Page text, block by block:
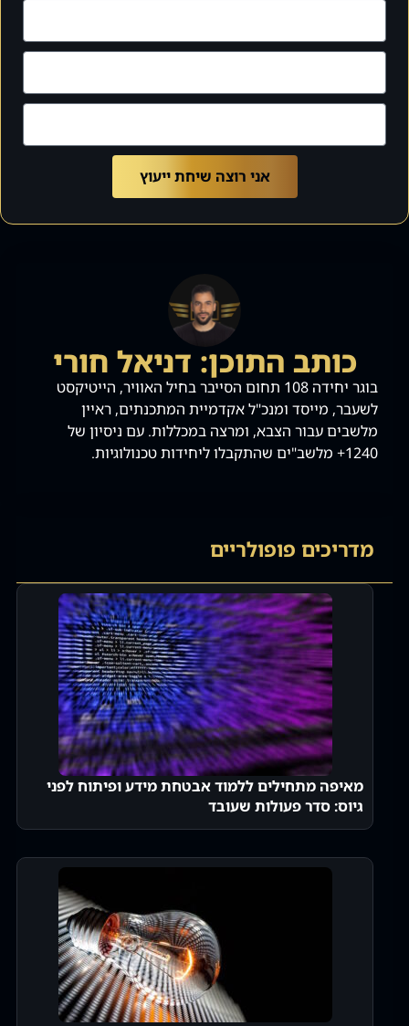
אני רוצה שיחת ייעוץ
כותב התוכן: דניאל חורי
בוגר יחידה 108 תחום הסייבר בחיל האוויר, הייטיקסט
לשעבר, מייסד ומנכ"ל אקדמיית המתכנתים, ראיין
מלשבים עבור הצבא, ומרצה במכללות. עם ניסיון של
1240+ מלשב"ים שהתקבלו ליחידות טכנולוגיות.
מדריכים פופולריים
מאיפה מתחילים ללמוד אבטחת מידע ופיתוח לפני
גיוס: סדר פעולות שעובד